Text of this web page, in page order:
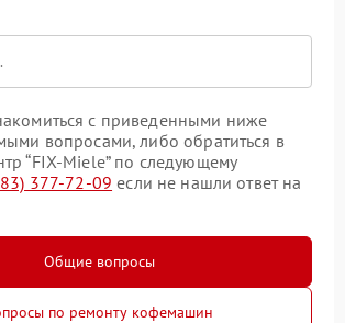
с приведенными ниже
вопросами, либо обратиться в
“FIX-Miele” по следующему
377-72-09 если не нашли ответ на
Общие вопросы
по ремонту кофемашин